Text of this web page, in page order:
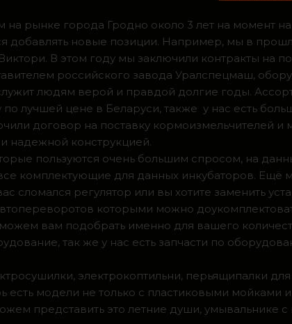
рынке города Гродно около 3 лет на момент
добавлять новые позиции. Например, мы в
В этом году мы заключили контракты на
российского завода Уралспецмаш,
людям верой и правдой долгие годы.
лучшей цене в Беларуси, также у нас есть
договор на поставку кормоизмельчителей и
надежной конструкцией.
пользуются очень большим спросом, на
комплектующие для данных инкубаторов. Ещё
сломался регулятор или вы хотите заменить
которыми можно
вам подобрать именно для вашего
так же у нас есть запчасти по
электрокоптильни, перьящипалки
модели не только с пластиковыми мойками
представить это летние души, умывальнике с